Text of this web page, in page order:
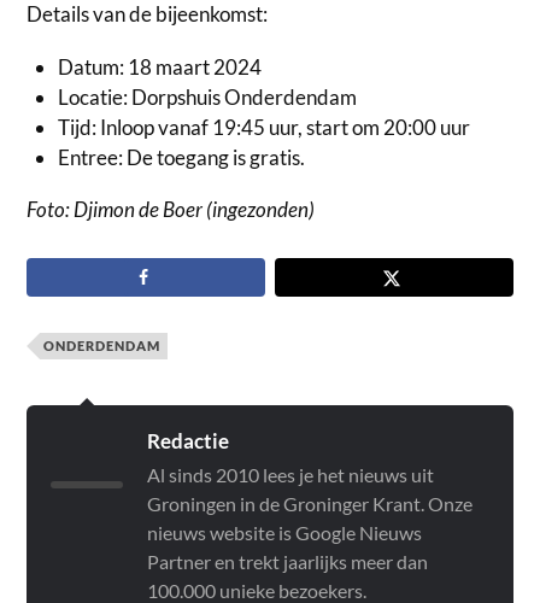
Details van de bijeenkomst:
Datum: 18 maart 2024
Locatie: Dorpshuis Onderdendam
Tijd: Inloop vanaf 19:45 uur, start om 20:00 uur
Entree: De toegang is gratis.
Foto: Djimon de Boer (ingezonden)
ONDERDENDAM
Redactie
Al sinds 2010 lees je het nieuws uit
Groningen in de Groninger Krant. Onze
nieuws website is Google Nieuws
Partner en trekt jaarlijks meer dan
100.000 unieke bezoekers.